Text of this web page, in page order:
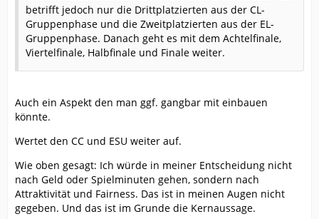
betrifft jedoch nur die Drittplatzierten aus der CL-
Gruppenphase und die Zweitplatzierten aus der EL-
Gruppenphase. Danach geht es mit dem Achtelfinale,
Viertelfinale, Halbfinale und Finale weiter.
Auch ein Aspekt den man ggf. gangbar mit einbauen
könnte.
Wertet den CC und ESU weiter auf.
Wie oben gesagt: Ich würde in meiner Entscheidung nicht
nach Geld oder Spielminuten gehen, sondern nach
Attraktivität und Fairness. Das ist in meinen Augen nicht
gegeben. Und das ist im Grunde die Kernaussage.